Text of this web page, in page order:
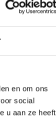
en om ons
social
u aan ze heeft